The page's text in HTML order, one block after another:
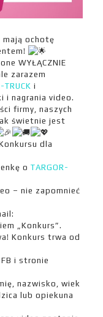
ochotę
WYŁĄCZNIE
zarazem
TRUCK i
i nagrania video.
firmy, naszych
świetnie jest
dla
o TARGOR-
– nie zapomnieć
„Konkurs”.
Konkurs trwa od
i stronie
nazwisko, wiek
lub opiekuna